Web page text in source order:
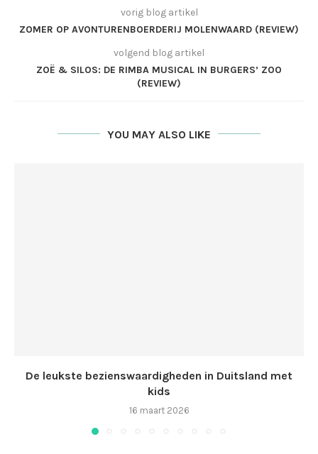
vorig blog artikel
ZOMER OP AVONTURENBOERDERIJ MOLENWAARD (REVIEW)
volgend blog artikel
ZOË & SILOS: DE RIMBA MUSICAL IN BURGERS’ ZOO
(REVIEW)
YOU MAY ALSO LIKE
De leukste bezienswaardigheden in Duitsland met
kids
16 maart 2026